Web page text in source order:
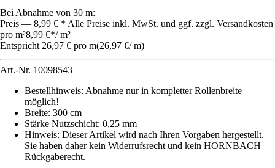
Bei Abnahme von 30 m:
Preis — 8,99 € * Alle Preise inkl. MwSt. und ggf. zzgl. Versandkosten
pro m²8,99 €*/ m²
Entspricht 26,97 € pro m(26,97 €/ m)
Art.-Nr. 10098543
Bestellhinweis: Abnahme nur in kompletter Rollenbreite
möglich!
Breite: 300 cm
Stärke Nutzschicht: 0,25 mm
Hinweis: Dieser Artikel wird nach Ihren Vorgaben hergestellt.
Sie haben daher kein Widerrufsrecht und kein HORNBACH
Rückgaberecht.